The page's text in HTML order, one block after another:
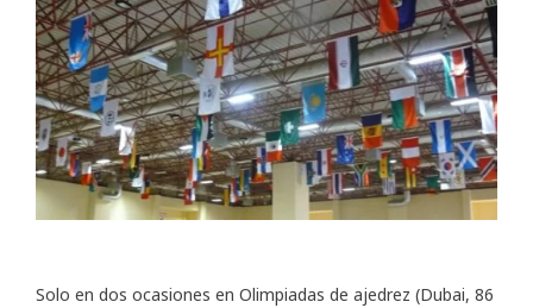
Solo en dos ocasiones en Olimpiadas de ajedrez (Dubai, 86